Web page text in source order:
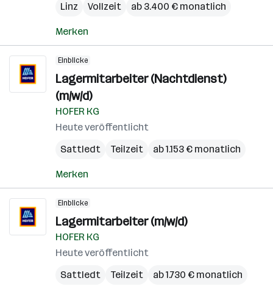
Linz
Vollzeit ab 3.400 € monatlich
Merken
Einblicke
Lagermitarbeiter (Nachtdienst)
(m/w/d)
HOFER KG
Heute veröffentlicht
Sattledt
Teilzeit ab 1.153 € monatlich
Merken
Einblicke
Lagermitarbeiter (m/w/d)
HOFER KG
Heute veröffentlicht
Sattledt
Teilzeit ab 1.730 € monatlich